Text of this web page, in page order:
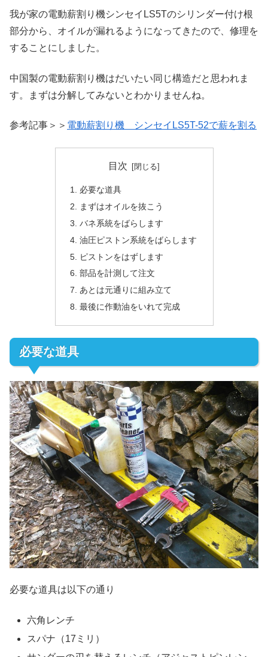
我が家の電動薪割り機シンセイLS5Tのシリンダー付け根
部分から、オイルが漏れるようになってきたので、修理を
することにしました。
中国製の電動薪割り機はだいたい同じ構造だと思われま
す。まずは分解してみないとわかりませんね。
参考記事＞＞ 電動薪割り機 シンセイLS5T-52で薪を割る
目次
必要な道具
まずはオイルを抜こう
バネ系統をばらします
油圧ピストン系統をばらします
ピストンをはずします
部品を計測して注文
あとは元通りに組み立て
最後に作動油をいれて完成
必要な道具
必要な道具は以下の通り
六角レンチ
スパナ（17ミリ）